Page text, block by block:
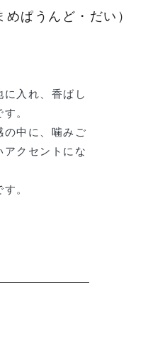
ぱうんど・だい）
入れ、香ばし
。
の中に、噛みご
アクセントにな
。